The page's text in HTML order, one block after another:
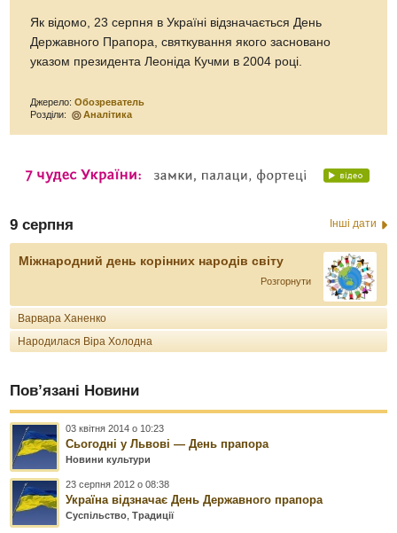
Як відомо, 23 серпня в Україні відзначається День
Державного Прапора, святкування якого засновано
указом президента Леоніда Кучми в 2004 році.
Джерело:Обозреватель
Розділи:
Аналітика
9 серпня Інші дати
Міжнародний день корінних народів світу
Розгорнути
Варвара Ханенко
Народилася Віра Холодна
Пов’язані Новини
03 квітня 2014 о 10:23
Сьогодні у Львові — День прапора
Новини культури
23 серпня 2012 о 08:38
Україна відзначає День Державного прапора
Суспільство ,Традиції